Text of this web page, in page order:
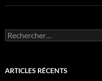
Rechercher :
ARTICLES RÉCENTS